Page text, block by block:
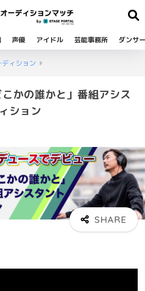
声優 アイドル 芸能事務所 ダンサ
ィション
こかの誰かと」番組アシス
ション